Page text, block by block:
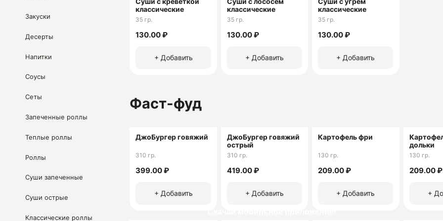
Закуски
Десерты
Напитки
Соусы
Сеты
Запеченные роллы
Теплые роллы
Роллы
Суши запеченные
Суши острые
Классические роллы
желании дополнив его позициями из других кафе и ресторанов. Мы собрали лучшие
города — просто посмотрите меню и выберите, что бы вам хотелось попробовать. Все
ИП Бондарев Александр Викторович
классические
35 гр.
130.00 ₽
+ Добавить
классические
35 гр.
130.00 ₽
+ Добавить
классические
35 гр.
130.00 ₽
+ Добавить
Фаст-фуд
ДжоБургер говяжий
310 гр.
399.00 ₽
+ Добавить
ДжоБургер говяжий
острый
310 гр.
419.00 ₽
+ Добавить
Картофель фри
130 гр.
209.00 ₽
+ Добавить
дольки
130 гр.
209.00 ₽
+